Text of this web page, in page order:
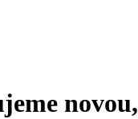
novou,